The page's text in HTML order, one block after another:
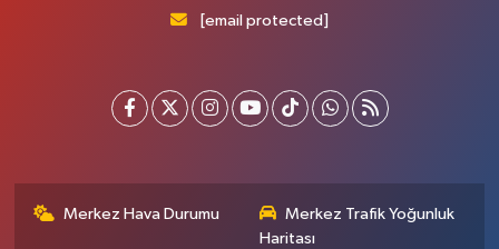
[email protected]
Merkez Hava Durumu
Merkez Trafik Yoğunluk
Haritası